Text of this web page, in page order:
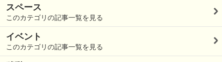
スペース
このカテゴリの記事一覧を見る
イベント
このカテゴリの記事一覧を見る